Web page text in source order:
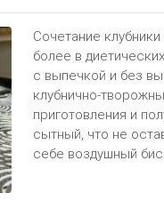
Сочетание
более в
с выпечкой и без
клубнично-
приготовления и
сытный, что не
себе воздушный